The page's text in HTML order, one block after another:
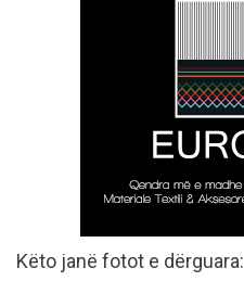
Këto janë fotot e dërguara: